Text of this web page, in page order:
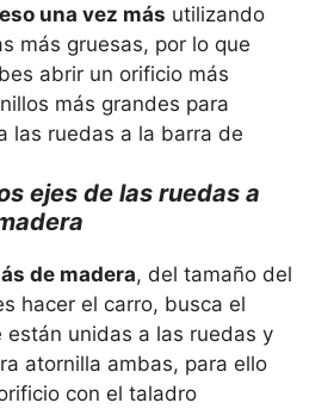
una vez más utilizando
más gruesas, por lo que
abrir un orificio más
más grandes para
las ruedas a la barra de
ejes de las ruedas a
de madera, del tamaño del
hacer el carro, busca el
están unidas a las ruedas y
atornilla ambas, para ello
con el taladro